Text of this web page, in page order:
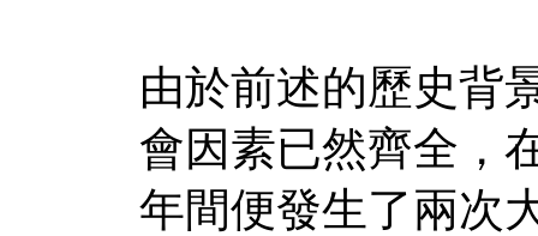
由於前述的歷史背
會因素已然齊全，
年間便發生了兩次